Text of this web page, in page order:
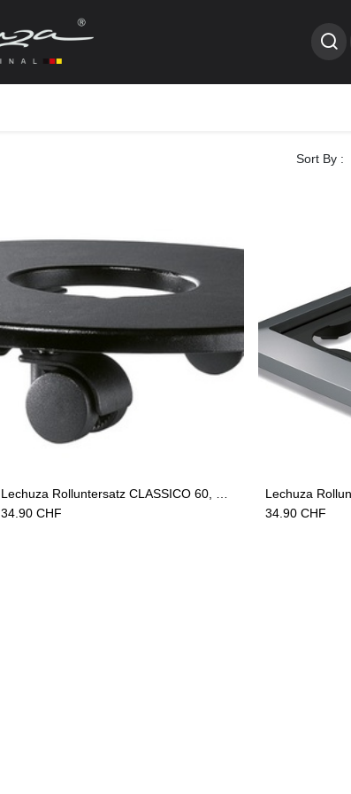
Sort By :
Add to Cart
34.90 CHF
34.90CHF